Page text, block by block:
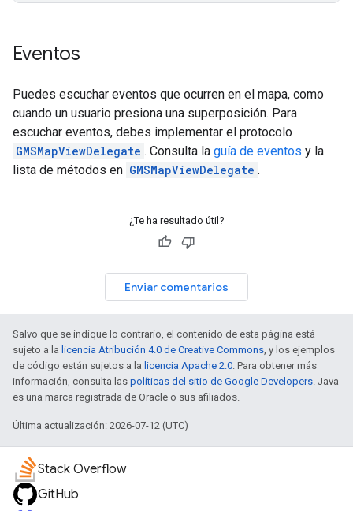
Eventos
Puedes escuchar eventos que ocurren en el mapa, como
cuando un usuario presiona una superposición. Para
escuchar eventos, debes implementar el protocolo
GMSMapViewDelegate . Consulta la guía de eventos y la
lista de métodos en GMSMapViewDelegate .
¿Te ha resultado útil?
Enviar comentarios
Salvo que se indique lo contrario, el contenido de esta página está
sujeto a la licencia Atribución 4.0 de Creative Commons, y los ejemplos
de código están sujetos a la licencia Apache 2.0. Para obtener más
información, consulta las políticas del sitio de Google Developers. Java
es una marca registrada de Oracle o sus afiliados.
Última actualización: 2026-07-12 (UTC)
Stack Overflow
GitHub